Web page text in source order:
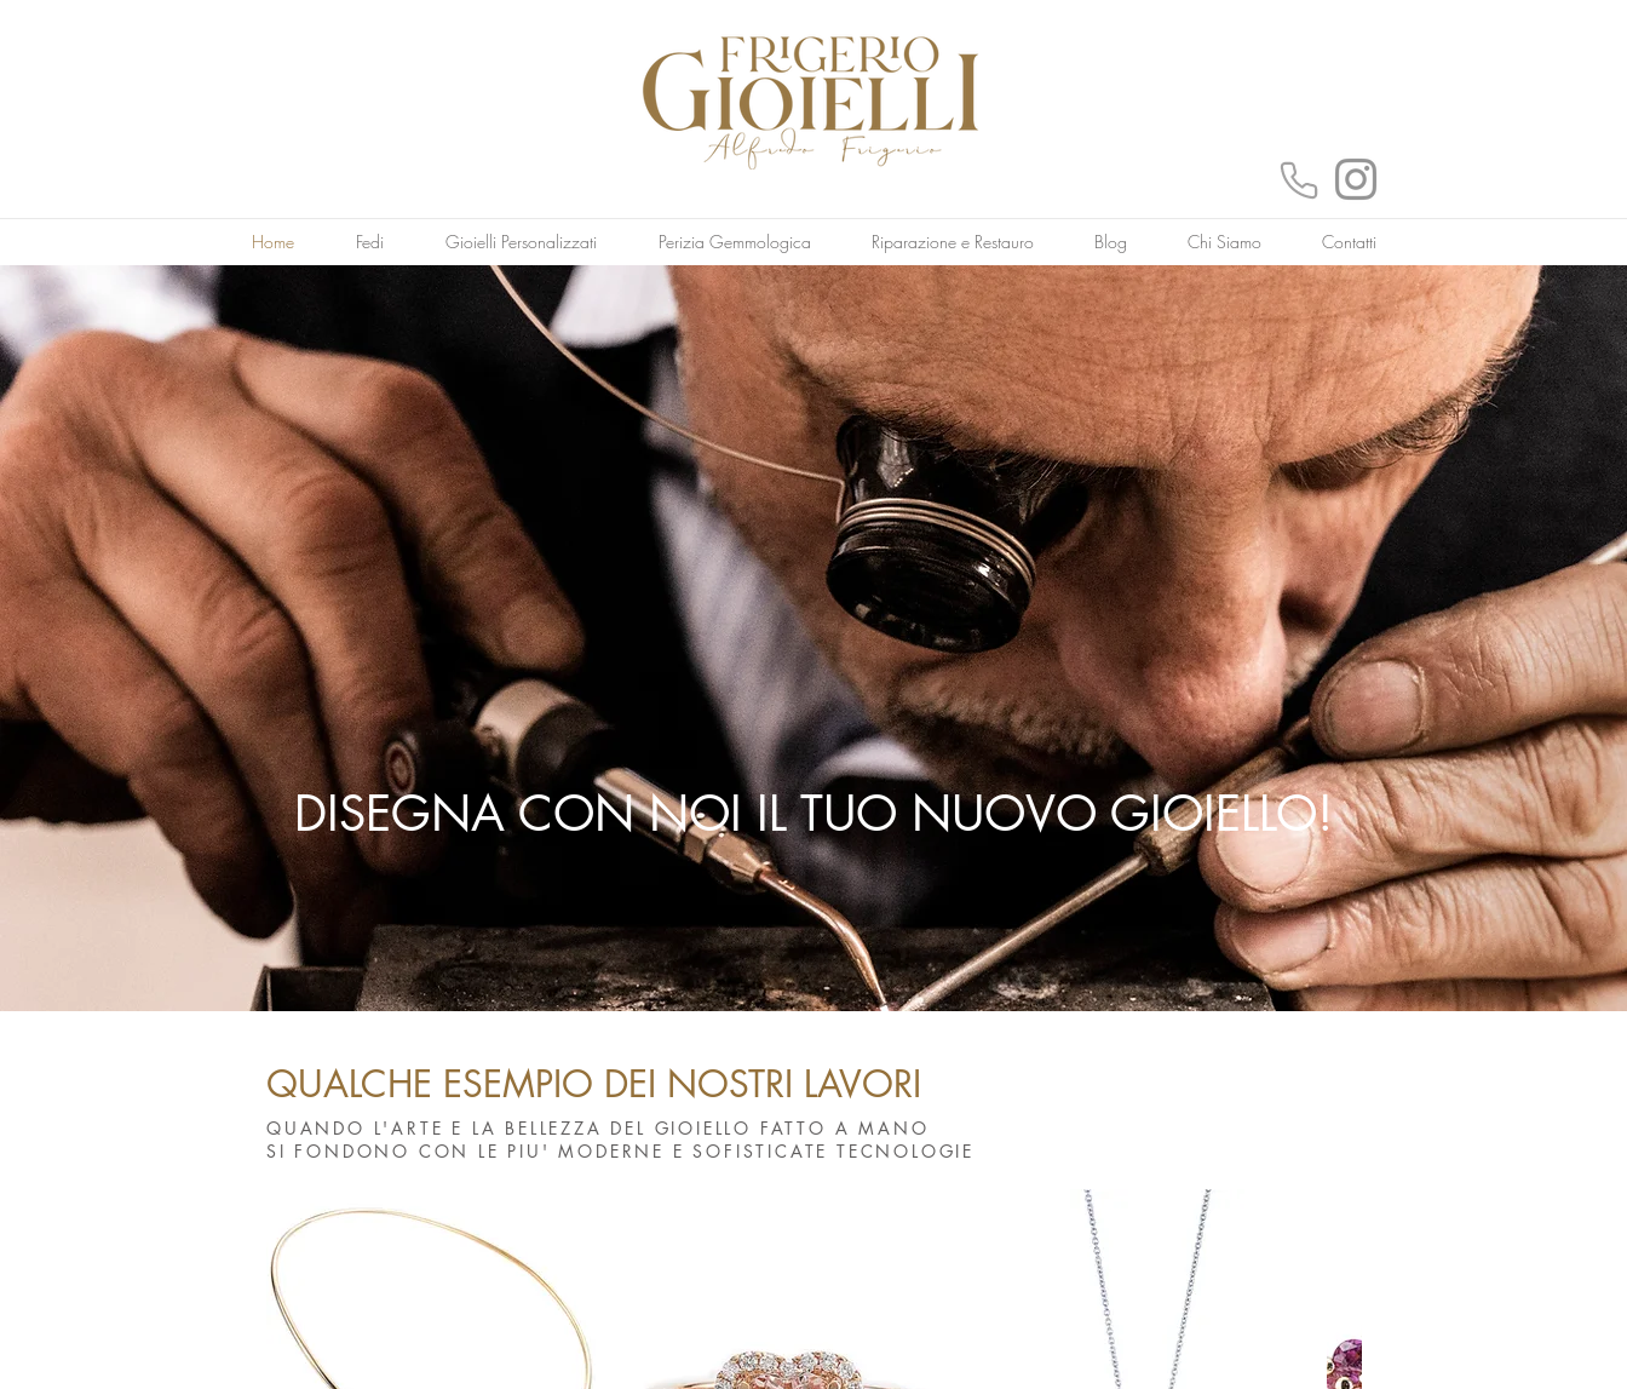
Home Fedi Gioielli Personalizzati Perizia Gemmologica Riparazione e Restauro Blog Chi Siamo Contatti
DISEGNA CON NOIIL TUO NUOVO GIOIELLO!
QUALCHE ESEMPIO DEI NOSTRI LAVORI
QUANDO L'ARTE E LA BELLEZZA DEL GIOIELLO FATTO A MANO
SI FONDONO CON LE PIU' MODERNE E SOFISTICATE TECNOLOGIE